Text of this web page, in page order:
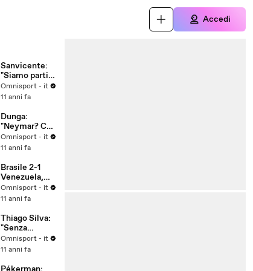
Accedi
Sanvicente:
"Siamo partiti
male"
Omnisport - it
11 anni fa
Dunga:
"Neymar? Ce
ne faremo una
ragione"
Omnisport - it
11 anni fa
Brasile 2-1
Venezuela,
gruppo C
Omnisport - it
11 anni fa
Thiago Silva:
"Senza
Neymar
decisivo il
Omnisport - it
11 anni fa